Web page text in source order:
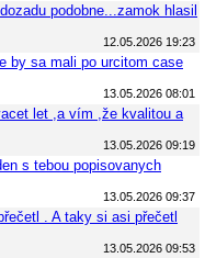
podobne...zamok hlasil
12.05.2026 19:23
by sa mali po urcitom case
13.05.2026 08:01
let ,a vím ,že kvalitou a
13.05.2026 09:19
s tebou popisovanych
13.05.2026 09:37
. A taky si asi přečetl
13.05.2026 09:53